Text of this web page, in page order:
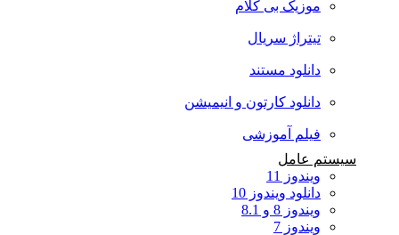
موزیک بی کلام
تیتراژ سریال
دانلود مستند
دانلود کارتون و انیمیشن
فیلم آموزشی
سیستم عامل
ویندوز 11
دانلود ویندوز 10
ویندوز 8 و 8.1
ویندوز 7